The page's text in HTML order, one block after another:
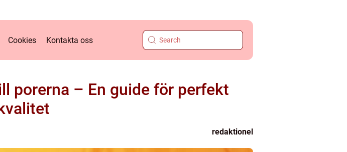
Cookies Kontakta oss
porerna – En guide för perfekt
redaktionel